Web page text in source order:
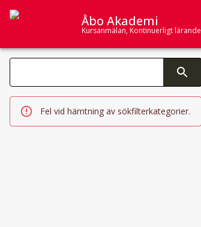
Åbo Akademi
Kursanmälan, Kontinuerligt lärande
Sök­kategorier
Ändring av text aktiverar sökfunktionen
Fel vid hämtning av sökfilterkategorier.